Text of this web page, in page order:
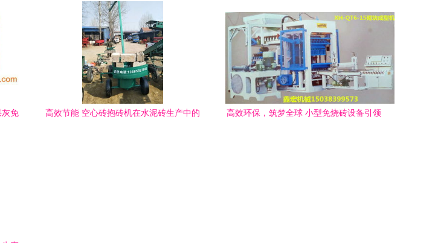
灰免
高效节能 空心砖抱砖机在水泥砖生产中的
高效环保，筑梦全球 小型免烧砖设备引领